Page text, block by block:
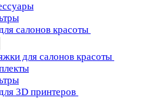
салонов красоты
для салонов красоты
3D принтеров